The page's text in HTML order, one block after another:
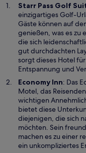
Starr Pass Golf
einzigartiges Golf-
Gäste können auf
genießen, was es zu
die sich
gut durchdachten
sorgt dieses Hotel
Entspannung und
Economy InnW
i
r
d
i
n
e
i
: Das
Motel, das
wichtigen
bietet diese
diejenigen, die sich
möchten. Sein
machen es zu einer
ein unkompliziertes